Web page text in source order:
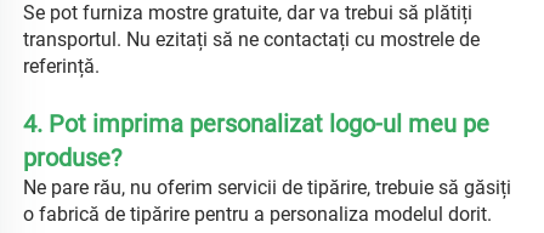
Se pot furniza mostre gratuite, dar va trebui să plătiți
transportul. Nu ezitați să ne contactați cu mostrele de
referință.
4. Pot imprima personalizat logo-ul meu pe
produse?
Ne pare rău, nu oferim servicii de tipărire, trebuie să găsiți
o fabrică de tipărire pentru a personaliza modelul dorit.